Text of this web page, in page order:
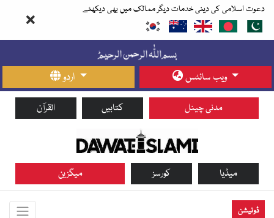
دعوت اسلامی کی دینی خدمات دیگر ممالک میں بھی دیکھئے
اردو ویب سائٹس
القرآن کتابیں مدنی چینل
میگزین کورسز میڈیا
ڈونیشن